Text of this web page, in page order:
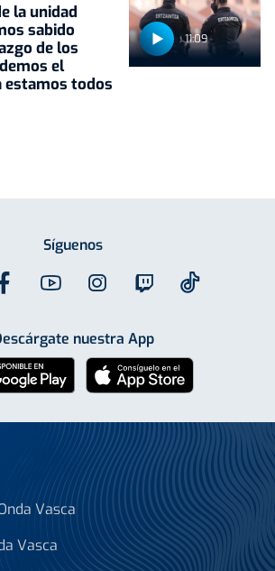
11:09
la unidad
sabido
de los
el
estamos todos
Síguenos
nuestra App
Vasca
Vasca